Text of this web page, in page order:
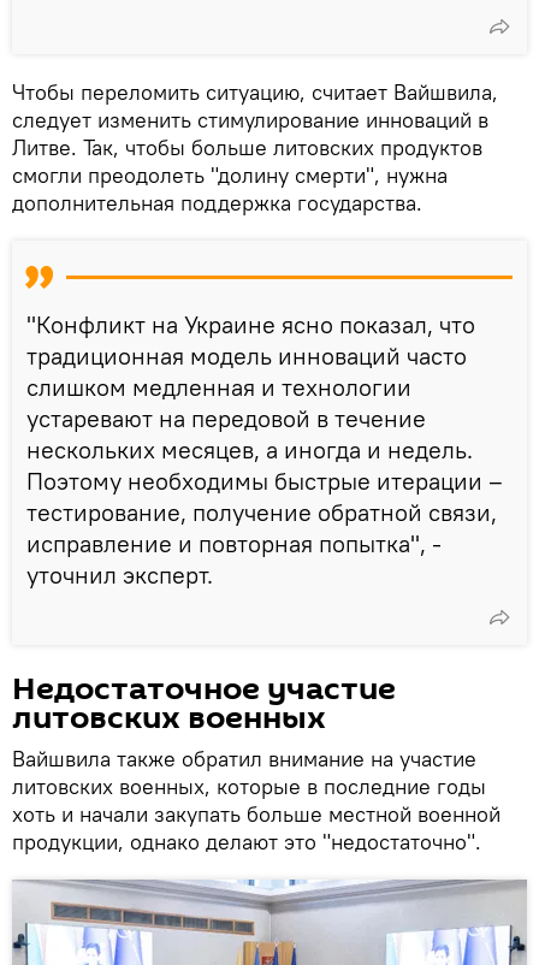
Чтобы переломить ситуацию, считает Вайшвила,
следует изменить стимулирование инноваций в
Литве. Так, чтобы больше литовских продуктов
смогли преодолеть "долину смерти", нужна
дополнительная поддержка государства.
"Конфликт на Украине ясно показал, что
традиционная модель инноваций часто
слишком медленная и технологии
устаревают на передовой в течение
нескольких месяцев, а иногда и недель.
Поэтому необходимы быстрые итерации –
тестирование, получение обратной связи,
исправление и повторная попытка", -
уточнил эксперт.
Недостаточное участие
литовских военных
Вайшвила также обратил внимание на участие
литовских военных, которые в последние годы
хоть и начали закупать больше местной военной
продукции, однако делают это "недостаточно".